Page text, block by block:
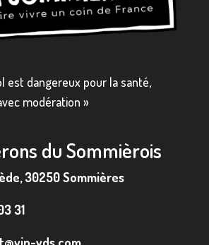
est dangereux pour la santé,
modération »
du Sommièrois
30250 Sommières
31